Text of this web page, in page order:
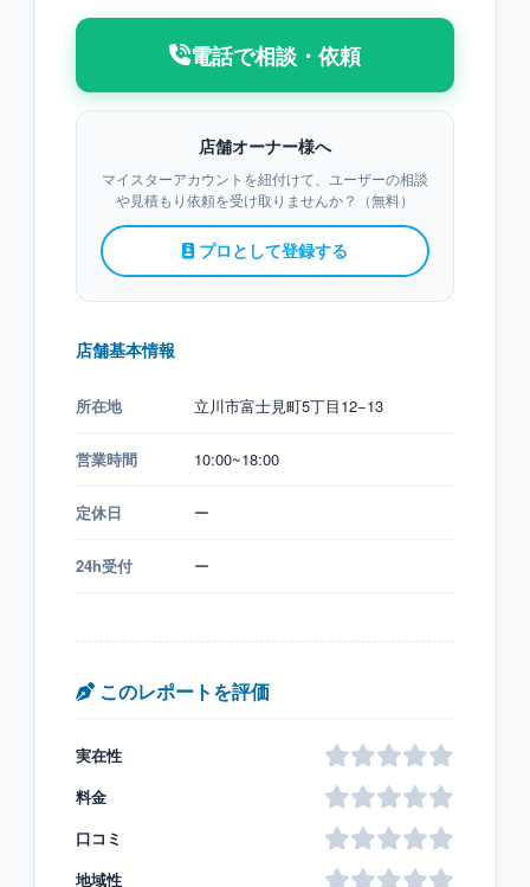
電話で相談・依頼
店舗オーナー様へ
マイスターアカウントを紐付けて、ユーザーの相談
や見積もり依頼を受け取りませんか？（無料）
プロとして登録する
店舗基本情報
所在地 立川市富士見町5丁目12−13
営業時間 10:00~18:00
定休日 ー
24h受付 ー
このレポートを評価
実在性
料金
口コミ
地域性